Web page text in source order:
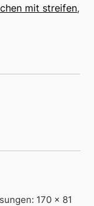
mit streifen,
170 x 81